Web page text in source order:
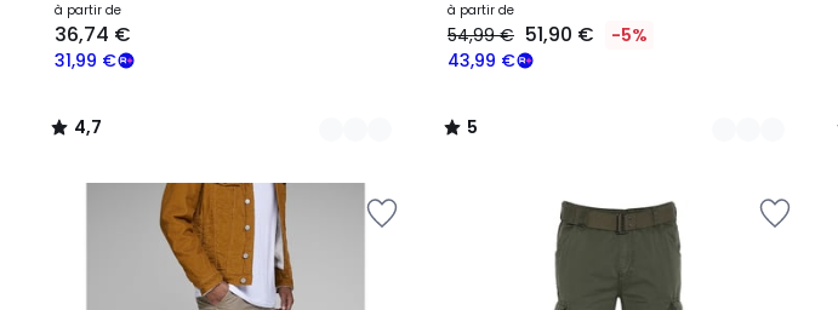
à partir de
31,99 €
36,74 €
4,7
/
à partir de
43,99 €
54,99 € 51,90 € -5%
5
/